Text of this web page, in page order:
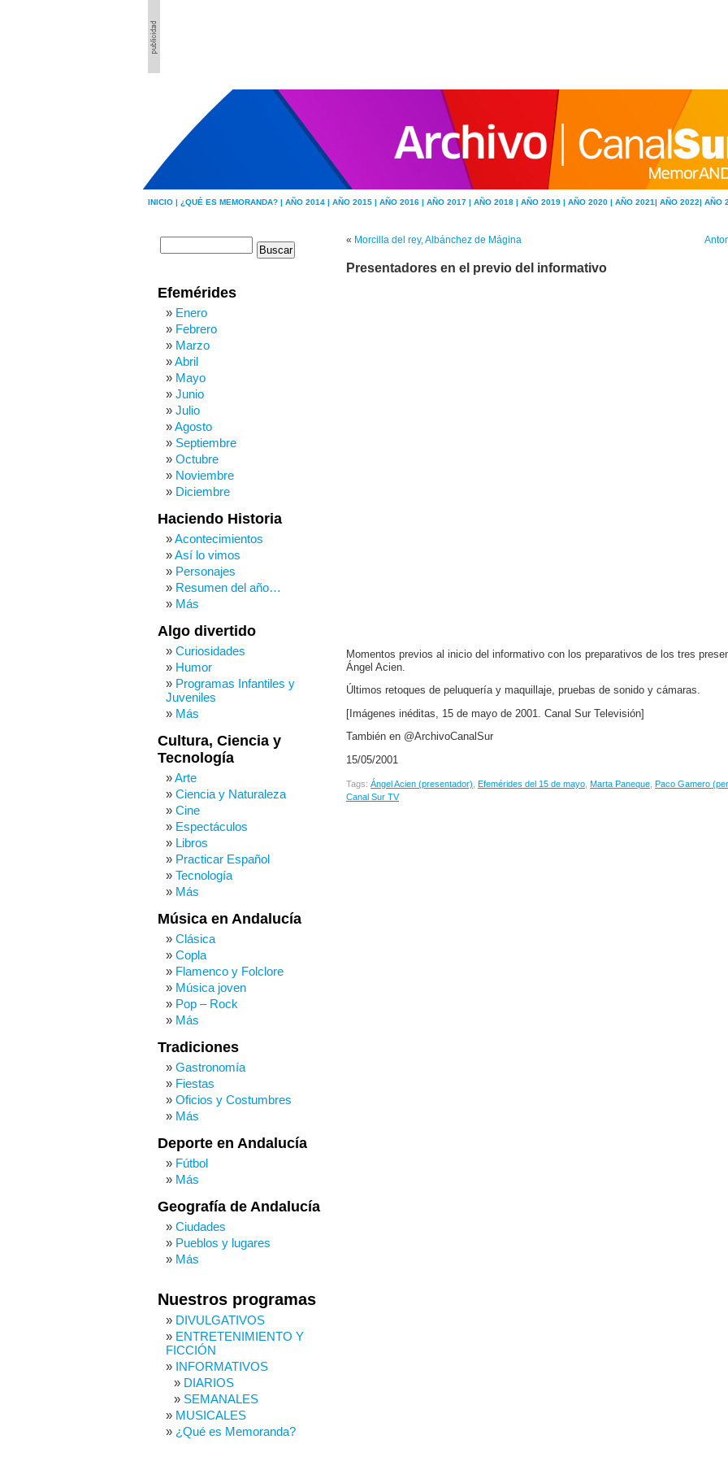
INICIO | ¿QUÉ ES MEMORANDA? | AÑO 2014 | AÑO 2015 | AÑO 2016 | AÑO 2017 | AÑO 2018 | AÑO 2019 | AÑO 2020 | AÑO 2021| AÑO 2022| AÑO
« Morcilla del rey, Albánchez de Mágina
Presentadores en el previo del informativo
Momentos previos al inicio del informativo con los preparativos de los tres
Ángel Acien.
Últimos retoques de peluquería y maquillaje, pruebas de sonido y cámaras.
[Imágenes inéditas, 15 de mayo de 2001. Canal Sur Televisión]
También en @ArchivoCanalSur
15/05/2001
Tags: Ángel Acien (presentador) Efemérides del 15 de mayo Marta Paneque Paco Gamero
Canal Sur TV
Efemérides
Enero
Febrero
Marzo
Abril
Mayo
Junio
Julio
Agosto
Septiembre
Octubre
Noviembre
Diciembre
Haciendo Historia
Acontecimientos
Así lo vimos
Personajes
Resumen del año…
Más
Algo divertido
Curiosidades
Humor
Programas Infantiles y
Juveniles
Más
Cultura, Ciencia y
Tecnología
Arte
Ciencia y Naturaleza
Cine
Espectáculos
Libros
Practicar Español
Tecnología
Más
Música en Andalucía
Clásica
Copla
Flamenco y Folclore
Música joven
Pop – Rock
Más
Tradiciones
Gastronomía
Fiestas
Oficios y Costumbres
Más
Deporte en Andalucía
Fútbol
Más
Geografía de Andalucía
Ciudades
Pueblos y lugares
Más
Nuestros programas
DIVULGATIVOS
ENTRETENIMIENTO Y
FICCIÓN
INFORMATIVOS
DIARIOS
SEMANALES
MUSICALES
¿Qué es Memoranda?